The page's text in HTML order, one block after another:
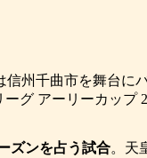
州千曲市を舞台に
ーグ アーリーカップ
ズンを占う試合。天